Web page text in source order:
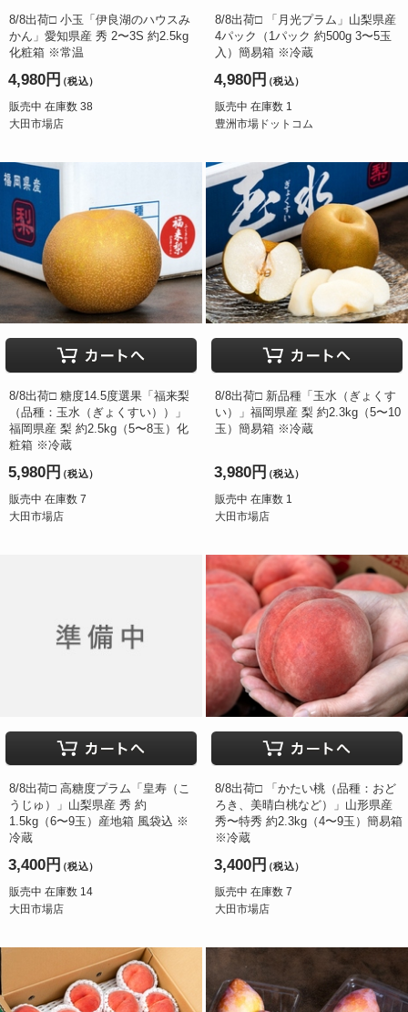
8/8出荷□ 小玉「伊良湖のハウスみ
かん」愛知県産 秀 2〜3S 約2.5kg
化粧箱 ※常温
4,980円（税込）
販売中 在庫数 38
大田市場店
8/8出荷□ 「月光プラム」山梨県産
4パック（1パック 約500g 3〜5玉
入）簡易箱 ※冷蔵
4,980円（税込）
販売中 在庫数 1
豊洲市場ドットコム
8/8出荷□ 糖度14.5度選果「福来梨
（品種：玉水（ぎょくすい））」
福岡県産 梨 約2.5kg（5〜8玉）化
粧箱 ※冷蔵
5,980円（税込）
販売中 在庫数 7
大田市場店
8/8出荷□ 新品種「玉水（ぎょくす
い）」福岡県産 梨 約2.3kg（5〜10
玉）簡易箱 ※冷蔵
3,980円（税込）
販売中 在庫数 1
大田市場店
8/8出荷□ 高糖度プラム「皇寿（こ
うじゅ）」山梨県産 秀 約
1.5kg（6〜9玉）産地箱 風袋込 ※
冷蔵
3,400円（税込）
販売中 在庫数 14
大田市場店
8/8出荷□ 「かたい桃（品種：おど
ろき、美晴白桃など）」山形県産
秀〜特秀 約2.3kg（4〜9玉）簡易箱
※冷蔵
3,400円（税込）
販売中 在庫数 7
大田市場店